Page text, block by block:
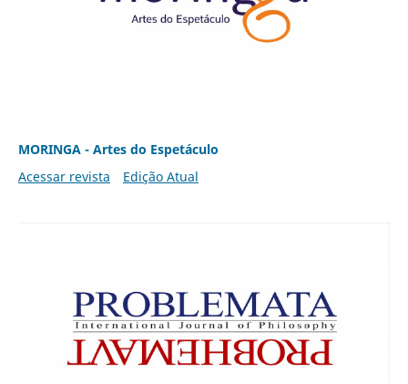
MORINGA - Artes do Espetáculo
Acessar revista
Edição Atual